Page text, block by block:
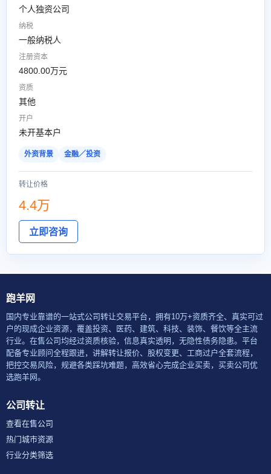
个人独资公司
纳税
一般纳税人
注册资本
4800.00万元
资质
其他
开户
未开基本户
外资背景 金融／投资
转让价格
4.4万
立即咨询
跑羊网
国内专业靠谱的一站式公司转让交易平台，拥有10万+资质齐全、真实可过
户的现成企业资源，覆盖投资、医药、建筑、科技、装饰、餐饮等全主流
行业。在售公司均经过资质核验，信息真实透明，无隐性债务隐患。平台
配备专业顾问全程跟进，讲解转让报价、股权变更、工商过户全套流程，
把控交易风险，规避各类踩坑难题，高效省心完成企业买卖，买卖公司优
选跑羊网。
公司转让
查看在售公司
热门城市资源
行业分类筛选